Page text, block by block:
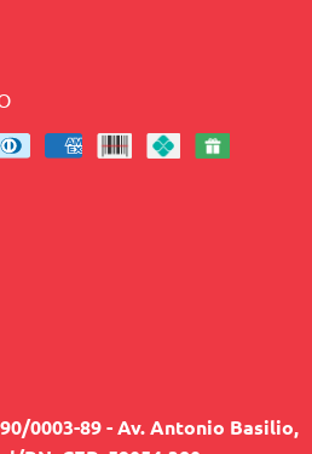
0003-89 - Av. Antonio Basilio,